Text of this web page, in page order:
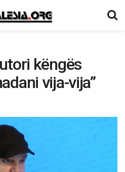
këngës
vija-vija”